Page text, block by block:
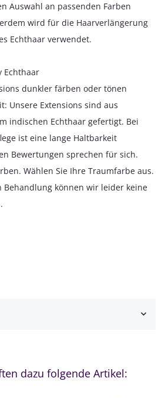
Auswahl an passenden Farben
wird für die Haarverlängerung
Echthaar verwendet.
Echthaar
dunkler färben oder tönen
Unsere Extensions sind aus
indischen Echthaar gefertigt. Bei
ist eine lange Haltbarkeit
Bewertungen sprechen für sich.
Wählen Sie Ihre Traumfarbe aus.
Behandlung können wir leider keine
dazu folgende Artikel: